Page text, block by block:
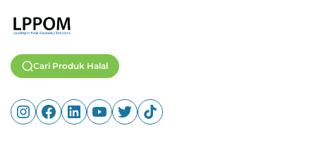
Cari Produk Halal